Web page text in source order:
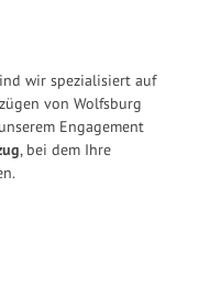
wir spezialisiert auf
von Wolfsburg
Engagement
, bei dem Ihre